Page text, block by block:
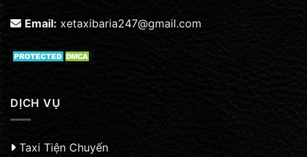
Email: xetaxibaria247@gmail.com
DỊCH VỤ
Taxi Tiện Chuyến